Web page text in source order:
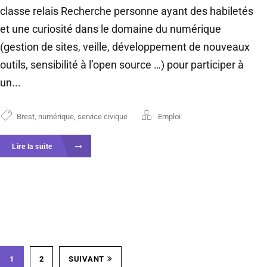
classe relais Recherche personne ayant des habiletés
et une curiosité dans le domaine du numérique
(gestion de sites, veille, développement de nouveaux
outils, sensibilité à l’open source …) pour participer à
un...
Brest numérique service civique Emploi
Lire la suite
1 2 SUIVANT